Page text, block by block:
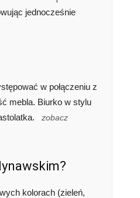
jednocześnie
w połączeniu z
mebla. Biurko w stylu
zobacz
kolorach (zieleń,